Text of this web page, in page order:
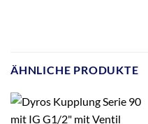
ÄHNLICHE PRODUKTE